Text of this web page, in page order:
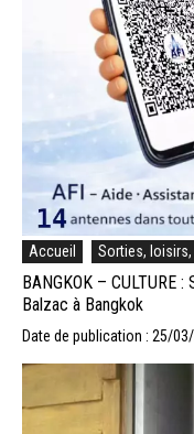
Accueil Sorties,
BANGKOK – CULTURE
Balzac à Bangkok
Date de publication : 25/